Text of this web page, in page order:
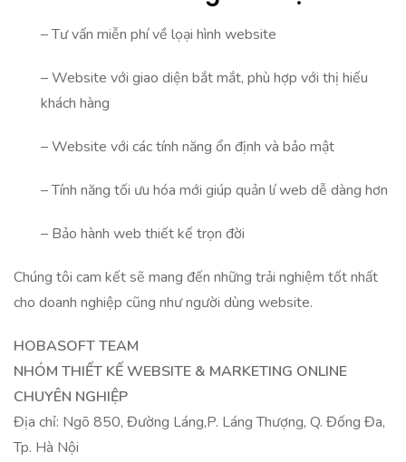
– Tư vấn miễn phí về lọại hình website
– Website với giao diện bắt mắt, phù hợp với thị hiếu
khách hàng
– Website với các tính năng ổn định và bảo mật
– Tính năng tối ưu hóa mới giúp quản lí web dễ dàng hơn
– Bảo hành web thiết kế trọn đời
Chúng tôi cam kết sẽ mang đến những trải nghiệm tốt nhất
cho doanh nghiệp cũng như người dùng website.
HOBASOFT TEAM
NHÓM THIẾT KẾ WEBSITE & MARKETING ONLINE
CHUYÊN NGHIỆP
Địa chỉ: Ngõ 850, Đường Láng,P. Láng Thượng, Q. Đống Đa,
Tp. Hà Nội